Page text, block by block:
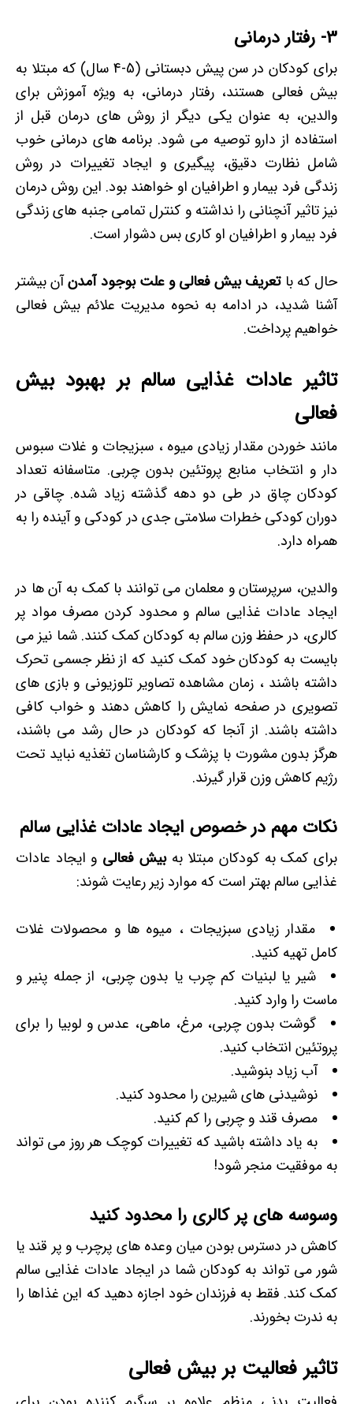
3- رفتار درمانی
برای كودكان در سن پیش دبستانی (5-4 سال) که مبتلا به
بیش فعالی هستند، رفتار درمانی، به ویژه آموزش برای
والدین، ​​به عنوان یکی دیگر از روش های درمان قبل از
استفاده از دارو توصیه می شود. برنامه های درمانی خوب
شامل نظارت دقیق، پیگیری و ایجاد تغییرات در روش
زندگی فرد بیمار و اطرافیان او خواهند بود. این روش درمان
نیز تاثیر آنچنانی را نداشته و کنترل تمامی جنبه های زندگی
فرد بیمار و اطرافیان او کاری بس دشوار است.
حال که باتعریف بیش فعالی و علت بوجود آمدنآن بیشتر
آشنا شدید، در ادامه به نحوه مدیریت علائم بیش فعالی
خواهیم پرداخت.
تاثیر عادات غذایی سالم بر بهبود بیش
فعالی
مانند خوردن مقدار زیادی میوه ، سبزیجات و غلات سبوس
دار و انتخاب منابع پروتئین بدون چربی. متاسفانه تعداد
کودکان چاق در طی دو دهه گذشته زیاد شده. چاقی در
دوران کودکی خطرات سلامتی جدی در کودکی و آینده را به
همراه دارد.
والدین، ​​سرپرستان و معلمان می توانند با کمک به آن ها در
ایجاد عادات غذایی سالم و محدود کردن مصرف مواد پر
کالری، در حفظ وزن سالم به کودکان کمک کنند. شما نیز می
بایست به کودکان خود کمک کنید که از نظر جسمی تحرک
داشته باشند ، زمان مشاهده تصاویر تلوزیونی و بازی های
تصویری در صفحه نمایش را کاهش دهند و خواب کافی
داشته باشند. از آنجا که کودکان در حال رشد می باشند،
هرگز بدون مشورت با پزشک و کارشناسان تغذیه نباید تحت
رژیم کاهش وزن قرار گیرند.
نکات مهم در خصوص ایجاد عادات غذایی سالم
برای کمک به کودکان مبتلا بهبیش فعالی و ایجاد عادات
غذایی سالم بهتر است که موارد زیر رعایت شوند:
مقدار زیادی سبزیجات ، میوه ها و محصولات غلات
کامل تهیه کنید.
شیر یا لبنیات کم چرب یا بدون چربی، از جمله پنیر و
ماست را وارد کنید.
گوشت بدون چربی، مرغ، ماهی، عدس و لوبیا را برای
پروتئین انتخاب کنید.
آب زیاد بنوشید.
نوشیدنی های شیرین را محدود کنید.
مصرف قند و چربی را کم کنید.
به یاد داشته باشید که تغییرات کوچک هر روز می تواند
به موفقیت منجر شود!
وسوسه های پر کالری را محدود کنید
کاهش در دسترس بودن میان وعده های پرچرب و پر قند یا
شور می تواند به کودکان شما در ایجاد عادات غذایی سالم
کمک کند. فقط به فرزندان خود اجازه دهید که این غذاها را
به ندرت بخورند.
تاثیر فعالیت بر بیش فعالی